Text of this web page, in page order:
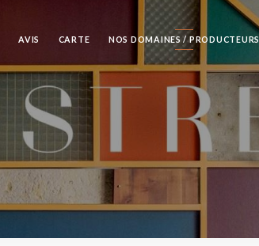
AVIS CARTE NOS DOMAINES / PRODUCTEURS